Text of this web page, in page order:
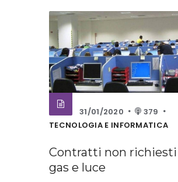
31/01/2020
379
TECNOLOGIA E INFORMATICA
Contratti non
gas e luce